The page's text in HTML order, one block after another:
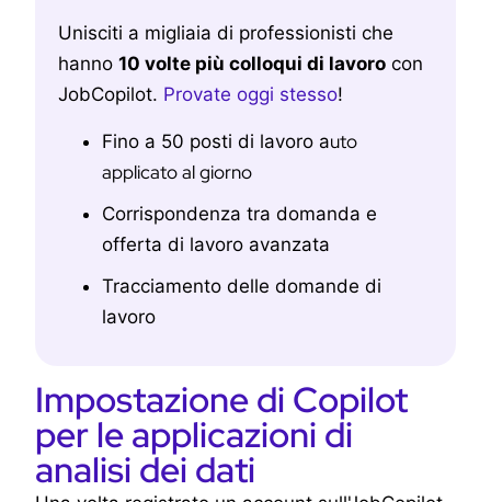
Unisciti a migliaia di professionisti che
hanno10 volte più colloqui di lavoro con
JobCopilot. Provate oggi stesso!
Fino a 50 posti di lavoro auto
applicato al giorno
Corrispondenza tra domanda e
offerta di lavoro avanzata
Tracciamento delle domande di
lavoro
Impostazione di Copilot
per le applicazioni di
analisi dei dati